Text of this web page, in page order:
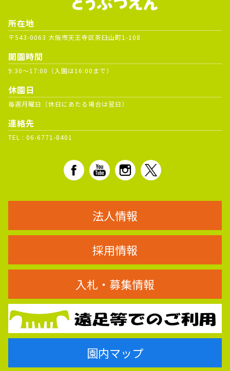
所在地
〒543-0063 大阪市天王寺区茶臼山町1-108
開園時間
9:30～17:00（入園は16:00まで）
休園日
毎週月曜日（休日にあたる場合は翌日）
連絡先
TEL : 06-6771-8401
法人情報
採用情報
入札・募集情報
園内マップ